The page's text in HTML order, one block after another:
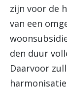
zijn voor de
van een
den duur
Daarvoor